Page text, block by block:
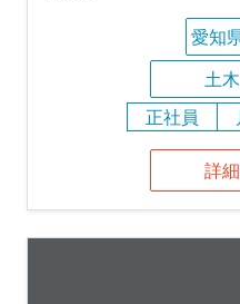
愛知
土
正社員
詳